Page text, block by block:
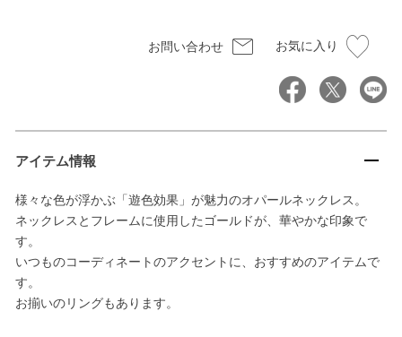
お問い合わせ お気に入り
アイテム情報
様々な色が浮かぶ「遊色効果」が魅力のオパールネックレス。
ネックレスとフレームに使用したゴールドが、華やかな印象で
す。
いつものコーディネートのアクセントに、おすすめのアイテムで
す。
お揃いのリングもあります。